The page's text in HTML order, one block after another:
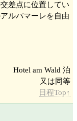
差点に位置してい
ルパマーレを自由
Hotel am Wald 泊
又は同等
日程Top↑